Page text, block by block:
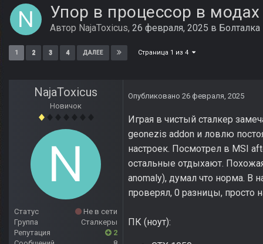
Упор в процессор в модах
Автор NajaToxicus, 26 февраля, 2025 в Болталка
1 2 3 4 ДАЛЕЕ Страница 1 из 4
NajaToxicus
Новичок
Статус
Не в сети
Группа
Сталкеры
Репутация
2
Опубликовано 26 февраля, 2025
Играя в чистый сталкер
geonezis addon и ловлю
настроек. Посмотрел в MSI
остальные отдыхают.
anomaly), думал что норма. В
проверял, 0 разницы, просто
ПК (ноут):